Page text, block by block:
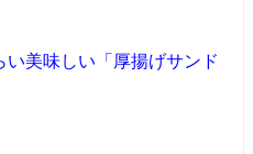
美味しい「厚揚げサンド